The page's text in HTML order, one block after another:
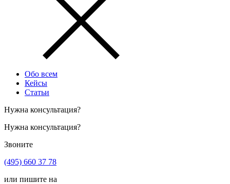
Обо всем
Кейсы
Статьи
Нужна консультация?
Нужна консультация?
Звоните
(495) 660 37 78
или пишите на